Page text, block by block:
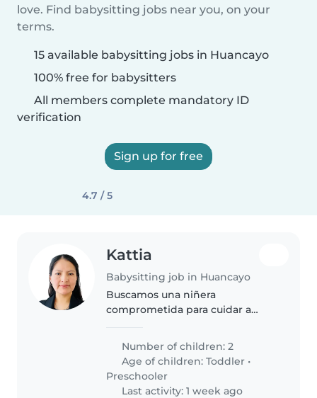
love. Find babysitting jobs near you, on your
terms.
15 available babysitting jobs in Huancayo
100% free for babysitters
All members complete mandatory ID
verification
Sign up for free
4.7 / 5
Kattia
Babysitting job in Huancayo
Buscamos una niñera
comprometida para cuidar a
de 2 años y otro de 4, llenos de
energía y cariño. Queremos a
alguien amable que ayude con la
tarea y..
Number of children: 2
Age of children:Toddler •
Preschooler
Last activity: 1 week ago